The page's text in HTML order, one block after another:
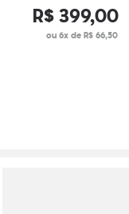
R$399,00
ou 6x de R$ 66,50